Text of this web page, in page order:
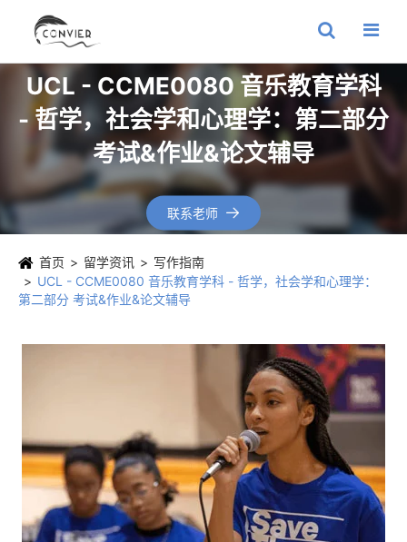
UCL - CCME0080 音乐教育学科
- 哲学，社会学和心理学：第二部分
考试&作业&论文辅导
联系老师 
首页 留学资讯
写作指南
UCL - CCME0080 音乐教育学科 - 哲学，社会学和心理学：
第二部分 考试&作业&论文辅导